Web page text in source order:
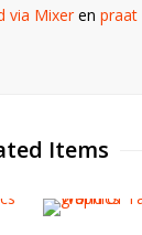
via Mixeren praat
Items